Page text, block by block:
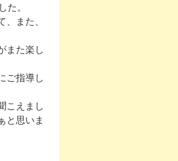
た。
また、
また楽し
ご指導し
こえまし
と思いま